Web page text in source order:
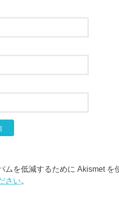
ムを低減するために Akismet を
さい。